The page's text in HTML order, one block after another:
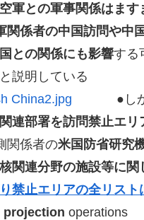
軍との軍事関係はます
関係者の中国訪問や中
との関係にも影響する
説明している
●し
連部署を訪問禁止エリ
関係者の米国防省研究
関連分野の施設等に関
禁止エリアの全リスト
projection operations